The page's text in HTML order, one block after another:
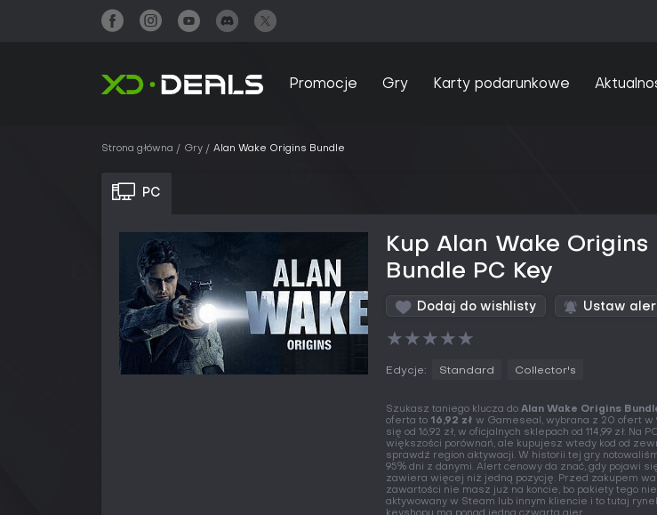
Promocje Gry Karty podarunkowe
Strona główna Gry Alan Wake Origins Bundle
PC
Kup Alan Wake Origins
Bundle PC Key
Dodaj do wishlisty Ustaw
★★★★★
Edycje: Standard Collector's
Szukasz taniego klucza do Alan Wake Origins
oferta to 16,92 zł w Gameseal, wybrana z 20 ofert w
się od 16,92 zł, w oficjalnych sklepach od 114,99 zł. Na
większości porównań, ale kupujesz wtedy kod od
sprawdź region aktywacji. W historii tej gry
95% dni z danymi. Alert cenowy da znać, gdy pojawi
zawiera więcej niż jedną pozycję. Przed zakupem
zawartości nie masz już na koncie, bo pakiety tego
aktywowany w Steam lub innym kliencie i to tutaj